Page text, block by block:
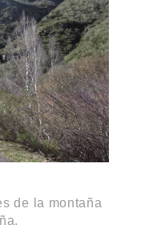
de la montaña